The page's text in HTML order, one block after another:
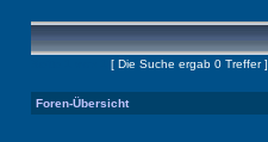
[ Die Suche ergab 0 Treffer ]
Foren-Übersicht